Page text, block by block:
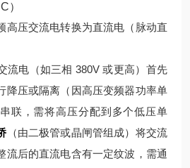
）
高压交流电转换为直流电（脉动直
流电（如三相 380V 或更高）首先
降压或隔离（因高压变频器功率单
联，需将高压分配到多个低压单
（由二极管或晶闸管组成）将交流
流后的直流电含有一定纹波，需通